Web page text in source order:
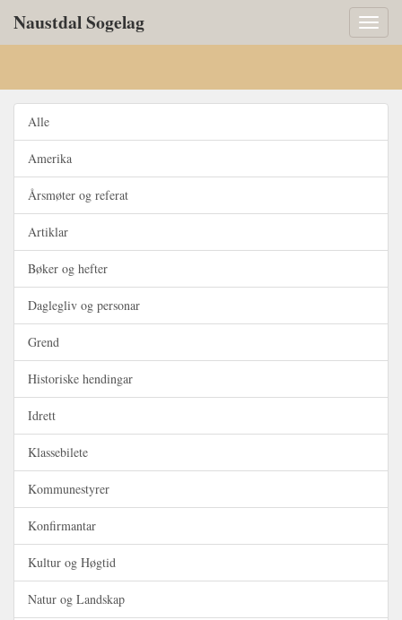
Toggle
Naustdal Sogelag
Alle
Amerika
Årsmøter og referat
Artiklar
Bøker og hefter
Daglegliv og personar
Grend
Historiske hendingar
Idrett
Klassebilete
Kommunestyrer
Konfirmantar
Kultur og Høgtid
Natur og Landskap